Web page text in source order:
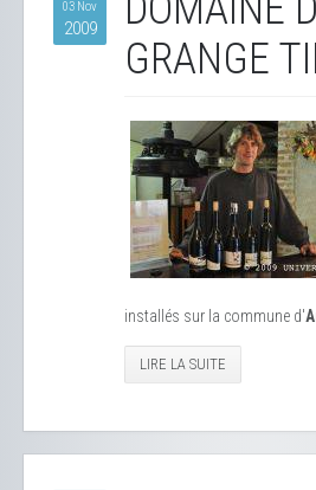
03 Nov
2009
GRANGE
installés sur la commune d'
LIRE LA SUITE